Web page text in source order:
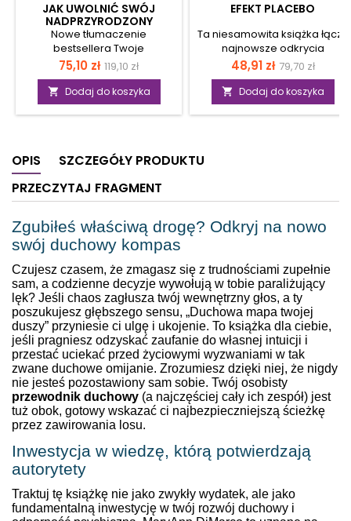
JAK UWOLNIĆ SWÓJ
NADPRZYRODZONY
POTENCJAŁ
Nowe tłumaczenie
bestsellera Twoje
nadprzyrodzone zdolności
(oryg. „Becoming
supernatural”),
zaktualizowane o
wypracowane w ostatnich
związanego z myślą i ideami
dr. Joe Dispenzy! Znajdziesz
w nim najnowsze badania
naukowe połączone ze
starożytną mądrością. Doktor
Dispenza udowadnia, jak
zwykli ludzie potrafią robić
wykorzystywać swoje
nadprzyrodzone zdolności.
Prezentuje terapie, narzędzia
i ćwiczenia, a także
medytacje, dzięki...
Cena
75,10 zł Cena
podstawowa
119,10 zł
 Dodaj do koszyka
EFEKT PLACEBO
Ta niesamowita książka łączy
najnowsze odkrycia
neuronauki, neurobiologii,
psychologii, psychosomatyki i
fizyki kwantowej, aby w prosty
sposób wyjaśnić efekt
placebo. Autor dzieli się
placebo, gdzie chorym udało
stawów, a nawet objawy
parkinsona. Zrozumiesz,
czym jest neuroplastyczność
programowanie
podświadomości do
poprawy zdrowia i lepszej
jakości życia. Książka
zawiera...
Cena
48,91 zł Cena
79,70 zł
 Dodaj do koszyka
OPIS
SZCZEGÓŁY PRODUKTU
PRZECZYTAJ FRAGMENT
Zgubiłeś właściwą drogę? Odkryj na nowo
swój duchowy kompas
Czujesz czasem, że zmagasz się z trudnościami zupełnie
sam, a codzienne decyzje wywołują w tobie paraliżujący
lęk? Jeśli chaos zagłusza twój wewnętrzny głos, a ty
poszukujesz głębszego sensu, „Duchowa mapa twojej
duszy” przyniesie ci ulgę i ukojenie. To książka dla ciebie,
jeśli pragniesz odzyskać zaufanie do własnej intuicji i
przestać uciekać przed życiowymi wyzwaniami w tak
zwane duchowe omijanie. Zrozumiesz dzięki niej, że nigdy
nie jesteś pozostawiony sam sobie. Twój osobisty
przewodnik duchowy (a najczęściej cały ich zespół) jest
tuż obok, gotowy wskazać ci najbezpieczniejszą ścieżkę
przez zawirowania losu.
Inwestycja w wiedzę, którą potwierdzają
autorytety
Traktuj tę książkę nie jako zwykły wydatek, ale jako
fundamentalną inwestycję w twój rozwój duchowy i